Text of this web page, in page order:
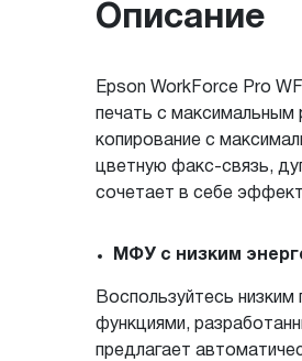
Описание
Epson WorkForce Pro
печать с максимальным
копирование с
цветную факс-связь,
сочетает в себе
МФУ с низким
Воспользуйтесь
функциями,
предлагает